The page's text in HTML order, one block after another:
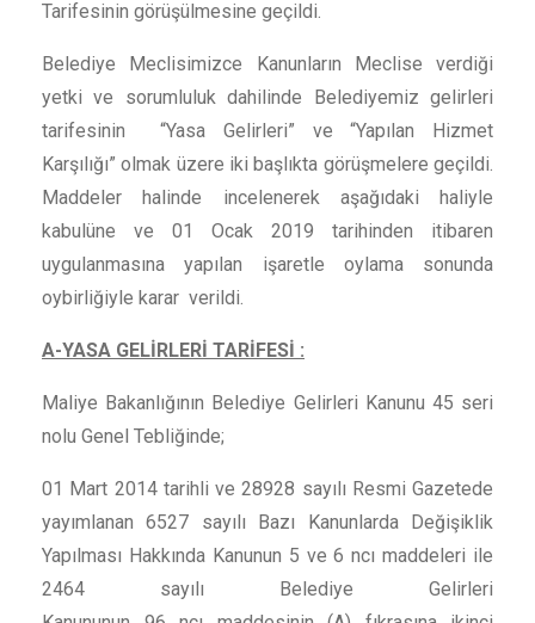
Tarifesinin görüşülmesine geçildi.
Belediye Meclisimizce Kanunların Meclise verdiği
yetki ve sorumluluk dahilinde Belediyemiz gelirleri
tarifesinin “Yasa Gelirleri” ve “Yapılan Hizmet
Karşılığı” olmak üzere iki başlıkta görüşmelere geçildi.
Maddeler halinde incelenerek aşağıdaki haliyle
kabulüne ve 01 Ocak 2019 tarihinden itibaren
uygulanmasına yapılan işaretle oylama sonunda
oybirliğiyle karar verildi.
A-YASA GELİRLERİ TARİFESİ :
Maliye Bakanlığının Belediye Gelirleri Kanunu 45 seri
nolu Genel Tebliğinde;
01 Mart 2014 tarihli ve 28928 sayılı Resmi Gazetede
yayımlanan 6527 sayılı Bazı Kanunlarda Değişiklik
Yapılması Hakkında Kanunun 5 ve 6 ncı maddeleri ile
2464 sayılı Belediye Gelirleri